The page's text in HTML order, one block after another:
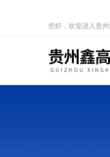
您好，欢迎进入贵